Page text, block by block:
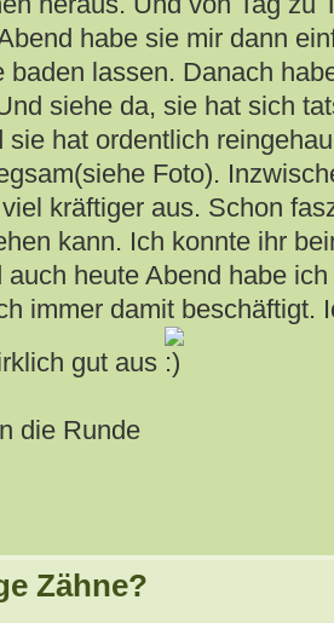
habe sie mir dann
baden lassen. Danach
siehe da, sie hat sich
sie hat ordentlich
Foto).
kräftiger aus. Schon
kann. Ich konnte ihr
auch heute Abend habe
immer damit beschäftigt.
gut aus
die Runde
Zähne?